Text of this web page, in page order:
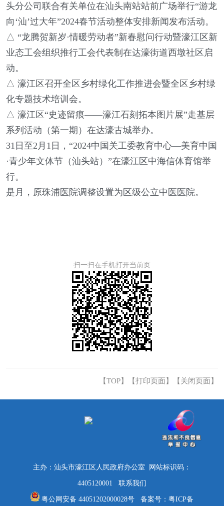
头分公司联合有关单位在汕头南站站前广场举行“游龙
向‘汕’过大年”2024春节活动整体安排新闻发布活动。
△ “龙腾贺新岁·情暖劳动者”新春慰问行动暨濠江区新
业态工会组织推行工会代表制在达濠街道西墩社区启
动。
△ 濠江区召开全区乡村绿化工作推进会暨全区乡村绿
化专题技术培训会。
△ 濠江区“史迹留痕——濠江石刻拓本图片展”走基层
系列活动（第一期）在达濠古城举办。
31日至2月1日，“2024中国关工委教育中心—美育中国
·青少年文体节（汕头站）”在濠江区中海信体育馆举
行。
是月，原珠浦医院调整设置为区级公立中医医院。
扫一扫在手机打开当前页
【TOP】 【打印页面 】【 关闭页面 】
主办：汕头市濠江区人民政府办公室 网站标识码：
4405120001 联系我们
粤公网安备 44051202000028号备案号： 粤ICP备